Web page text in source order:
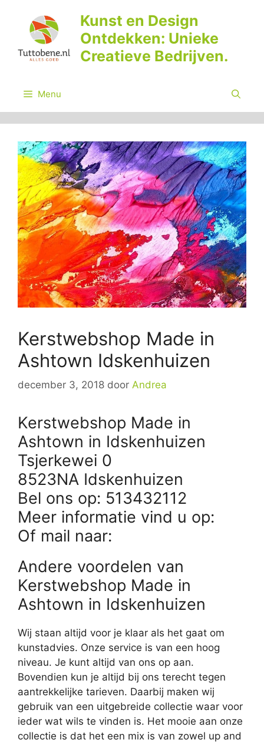
inhoud
Kunst en Design
Ontdekken: Unieke
Creatieve Bedrijven.
Menu
Kerstwebshop Made in
Ashtown Idskenhuizen
december 3, 2018 door Andrea
Kerstwebshop Made in
Ashtown in Idskenhuizen
Tsjerkewei 0
8523NA Idskenhuizen
Bel ons op: 513432112
Meer informatie vind u op:
Of mail naar:
Andere voordelen van
Kerstwebshop Made in
Ashtown in Idskenhuizen
Wij staan altijd voor je klaar als het gaat om
kunstadvies. Onze service is van een hoog
niveau. Je kunt altijd van ons op aan.
Bovendien kun je altijd bij ons terecht tegen
aantrekkelijke tarieven. Daarbij maken wij
gebruik van een uitgebreide collectie waar voor
ieder wat wils te vinden is. Het mooie aan onze
collectie is dat het een mix is van zowel up and